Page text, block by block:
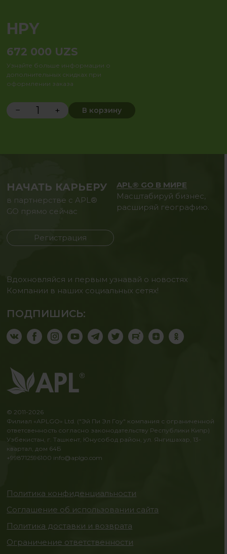
HPY
672 000 UZS
Узнайте больше информации о
дополнительных скидках при
оформлении заказа
− + В корзину
НАЧАТЬ КАРЬЕРУ
в партнерстве с APL®
GO прямо сейчас
Регистрация
APL® GO В МИРЕ
Масштабируй бизнес,
расширяй географию.
Вдохновляйся и первым узнавай о новостях
Компании в наших социальных сетях!
ПОДПИШИСЬ:
© 2011-2026
Филиал «APLGO» Ltd. ("Эй Пи Эл Гоу" компания с ограниченной
ответсвенность согласно законодательству Республики Кипр)
Узбекистан, г. Ташкент, Юнусобод район, ул. Янгишахар, 13-
квартал, дом 64Б
+998712596100 info@aplgo.com
Политика конфиденциальности
Соглашение об использовании сайта
Политика доставки и возврата
Ограничение ответственности